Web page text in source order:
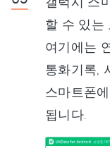
할 수 있는
여기에는
통화기록,
스마트폰
됩니다.